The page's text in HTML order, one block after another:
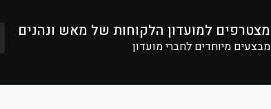
מצטרפים למועדון הלקוחות של מאש ונהנים
מבצעים מיוחדים לחברי מועדון